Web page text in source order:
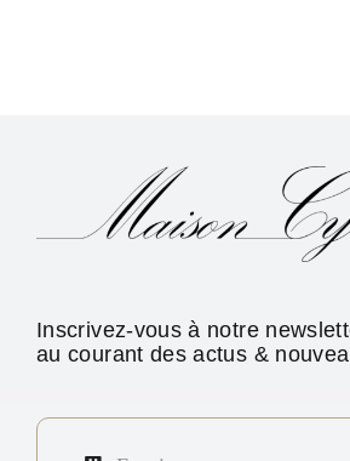
Inscrivez-vous à notre
au courant des actus &